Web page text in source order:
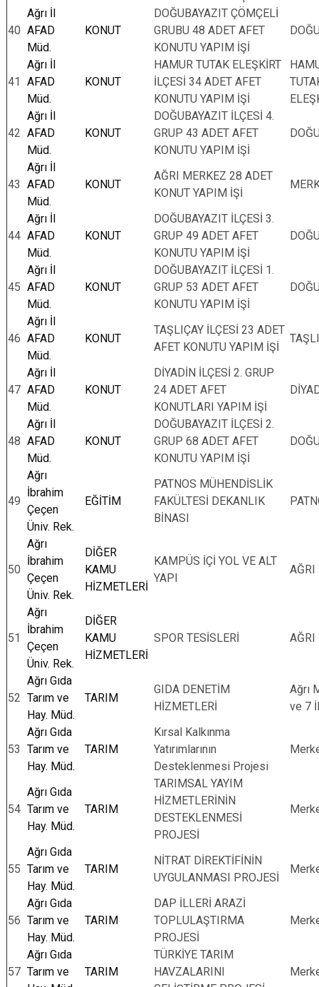
40
Ağrı İl
AFAD
Müd.
KONUT
DOĞUBAYAZIT ÇÖMÇELİ
GRUBU 48 ADET AFET
KONUTU YAPIM İŞİ
41
Ağrı İl
AFAD
Müd.
KONUT
HAMUR TUTAK ELEŞKİRT
İLÇESİ 34 ADET AFET
KONUTU YAPIM İŞİ
42
Ağrı İl
AFAD
Müd.
KONUT
DOĞUBAYAZIT İLÇESİ 4.
GRUP 43 ADET AFET
KONUTU YAPIM İŞİ
43
Ağrı İl
AFAD
Müd.
KONUT
AĞRI MERKEZ 28 ADET
KONUT YAPIM İŞİ
44
Ağrı İl
AFAD
Müd.
KONUT
DOĞUBAYAZIT İLÇESİ 3.
GRUP 49 ADET AFET
KONUTU YAPIM İŞİ
45
Ağrı İl
AFAD
Müd.
KONUT
DOĞUBAYAZIT İLÇESİ 1.
GRUP 53 ADET AFET
KONUTU YAPIM İŞİ
46
Ağrı İl
AFAD
Müd.
KONUT
TAŞLIÇAY İLÇESİ 23 ADET
AFET KONUTU YAPIM İŞİ
47
Ağrı İl
AFAD
Müd.
KONUT
DİYADİN İLÇESİ 2. GRUP
24 ADET AFET
KONUTLARI YAPIM İŞİ
48
Ağrı İl
AFAD
Müd.
KONUT
DOĞUBAYAZIT İLÇESİ 2.
GRUP 68 ADET AFET
KONUTU YAPIM İŞİ
49
Ağrı
İbrahim
Çeçen
Üniv. Rek.
EĞİTİM
PATNOS MÜHENDİSLİK
FAKÜLTESİ DEKANLIK
BİNASI
50
Ağrı
İbrahim
Çeçen
Üniv. Rek.
DİĞER
KAMU
HİZMETLERİ
KAMPÜS İÇİ YOL VE ALT
YAPI
AĞRI
51
Ağrı
İbrahim
Çeçen
Üniv. Rek.
DİĞER
KAMU
HİZMETLERİ
SPOR TESİSLERİ AĞRI
52
Ağrı Gıda
Tarım ve
Hay. Müd.
TARIM
GIDA DENETİM
HİZMETLERİ
Ağrı
ve 7
53
Ağrı Gıda
Tarım ve
Hay. Müd.
TARIM
Kırsal Kalkınma
Yatırımlarının
Desteklenmesi Projesi
54
Ağrı Gıda
Tarım ve
Hay. Müd.
TARIM
TARIMSAL YAYIM
HİZMETLERİNİN
DESTEKLENMESİ
PROJESİ
55
Ağrı Gıda
Tarım ve
Hay. Müd.
TARIM
NİTRAT DİREKTİFİNİN
UYGULANMASI PROJESİ
56
Ağrı Gıda
Tarım ve
Hay. Müd.
TARIM
DAP İLLERİ ARAZİ
TOPLULAŞTIRMA
PROJESİ
57
Ağrı Gıda
Tarım ve
TARIM
TÜRKİYE TARIM
HAVZALARINI